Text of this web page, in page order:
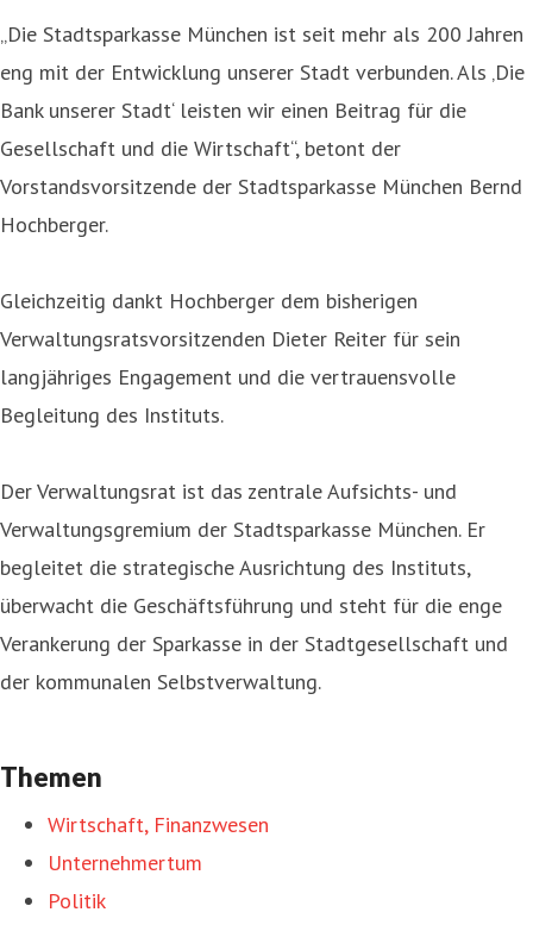
„Die Stadtsparkasse München ist seit mehr als 200 Jahren
eng mit der Entwicklung unserer Stadt verbunden. Als ‚Die
Bank unserer Stadt‘ leisten wir einen Beitrag für die
Gesellschaft und die Wirtschaft“, betont der
Vorstandsvorsitzende der Stadtsparkasse München Bernd
Hochberger.
Gleichzeitig dankt Hochberger dem bisherigen
Verwaltungsratsvorsitzenden Dieter Reiter für sein
langjähriges Engagement und die vertrauensvolle
Begleitung des Instituts.
Der Verwaltungsrat ist das zentrale Aufsichts- und
Verwaltungsgremium der Stadtsparkasse München. Er
begleitet die strategische Ausrichtung des Instituts,
überwacht die Geschäftsführung und steht für die enge
Verankerung der Sparkasse in der Stadtgesellschaft und
der kommunalen Selbstverwaltung.
Themen
Wirtschaft, Finanzwesen
Unternehmertum
Politik